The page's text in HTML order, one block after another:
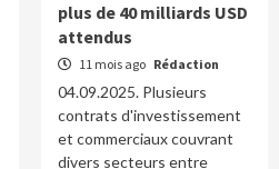
plus de 40 milliards USD
attendus
11 mois ago Rédaction
04.09.2025. Plusieurs
contrats d'investissement
et commerciaux couvrant
divers secteurs entre